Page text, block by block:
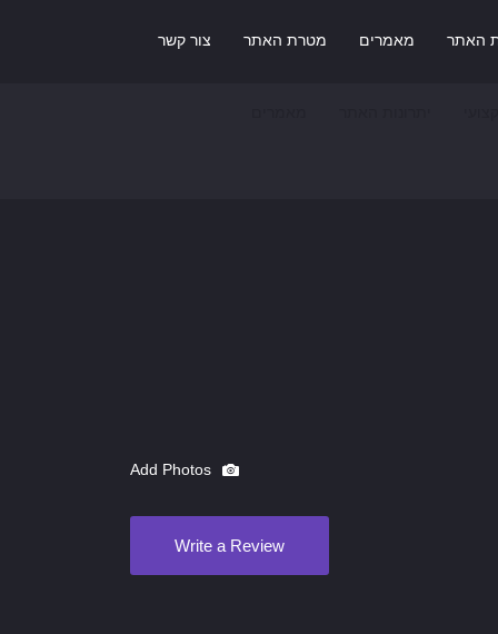
האתר מאמרים מטרת האתר צור קשר
Write a Review